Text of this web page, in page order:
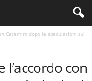
Casemiro dopo le speculazioni sul
l’accordo con